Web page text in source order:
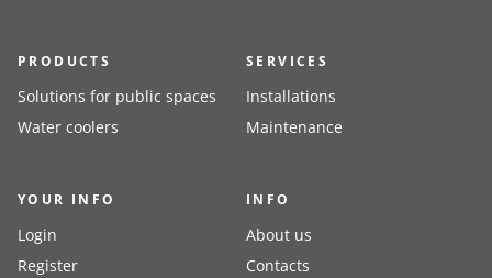
PRODUCTS
Solutions for public spaces
Water coolers
SERVICES
Installations
Maintenance
YOUR INFO
Login
Register
INFO
About us
Contacts